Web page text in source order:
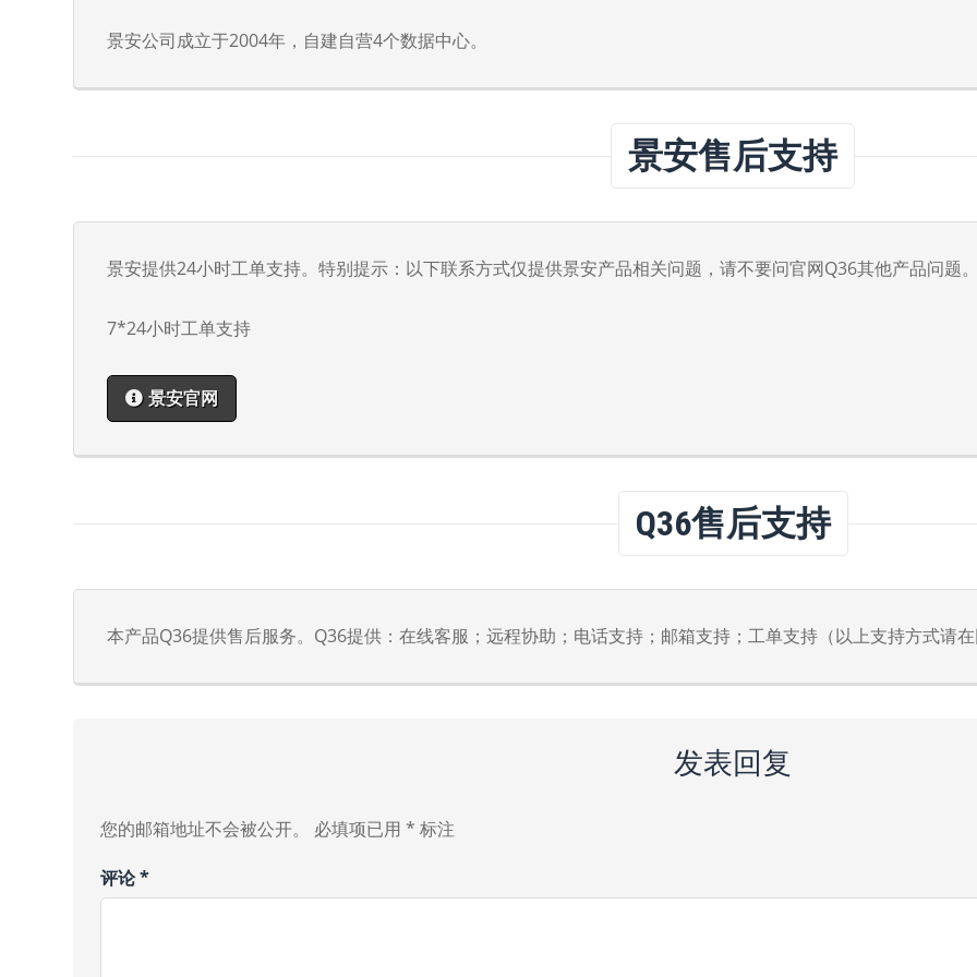
景安公司成立于2004年，自建自营4个数据中心。
景安售后支持
景安提供24小时工单支持。特别提示：以下联系方式仅提供景安产品相关问题，请不要问官网Q36其他产品问题
7*24小时工单支持
景安官网
Q36售后支持
本产品Q36提供售后服务。Q36提供：在线客服；远程协助；电话支持；邮箱支持；工单支持（以上支持方式请
发表回复
您的邮箱地址不会被公开。 必填项已用 * 标注
评论*